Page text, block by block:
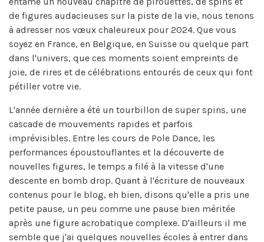
de figures audacieuses sur la piste de la vie, nous tenons
à adresser nos vœux chaleureux pour 2024. Que vous
soyez en France, en Belgique, en Suisse ou quelque part
dans l'univers, que ces moments soient empreints de
joie, de rires et de célébrations entourés de ceux qui font
pétiller votre vie.
L'année dernière a été un tourbillon de super spins, une
cascade de mouvements rapides et parfois
imprévisibles. Entre les cours de Pole Dance, les
performances époustouflantes et la découverte de
nouvelles figures, le temps a filé à la vitesse d'une
descente en bomb drop. Quant à l'écriture de nouveaux
contenus pour le blog, eh bien, disons qu'elle a pris une
petite pause, un peu comme une pause bien méritée
après une figure acrobatique complexe. D'ailleurs il me
semble que j'ai quelques nouvelles écoles à entrer dans